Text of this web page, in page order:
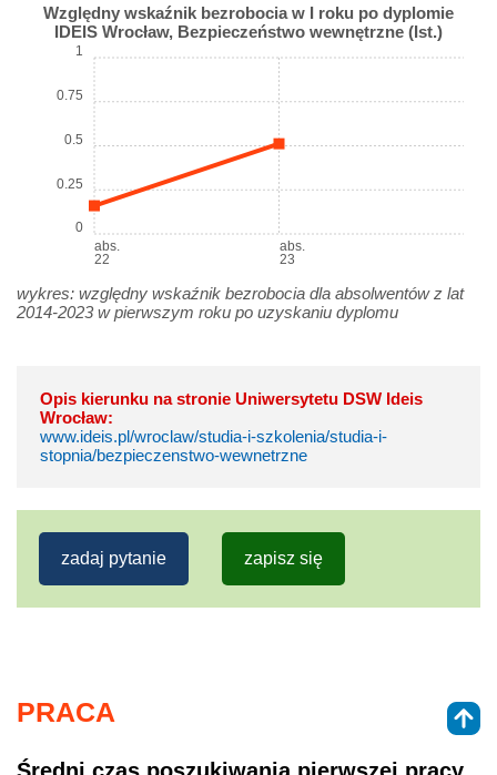
Względny wskaźnik bezrobocia w I roku po dyplomie
IDEIS Wrocław, Bezpieczeństwo wewnętrzne (Ist.)
abs.
22
abs.
23
0
0.25
0.5
0.75
1
wykres: względny wskaźnik bezrobocia dla absolwentów z lat
2014-2023 w pierwszym roku po uzyskaniu dyplomu
Opis kierunku na stronie Uniwersytetu DSW Ideis
Wrocław:
www.ideis.pl/wroclaw/studia-i-szkolenia/studia-i-
stopnia/bezpieczenstwo-wewnetrzne
zadaj pytanie zapisz się
PRACA